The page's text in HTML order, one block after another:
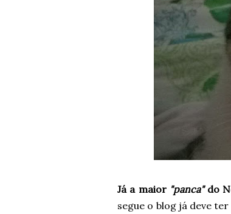
Já a maior "panca"do
segue o blog já deve